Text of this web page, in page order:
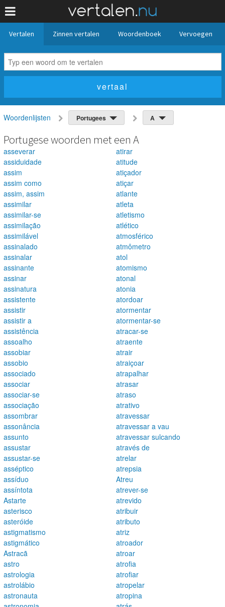
Vertalen Zinnen vertalen Woordenboek Vervoegen
Woordenlijsten Portugees A
Portugese woorden met een A
asseverar
assiduidade
assim
assim como
assim, assim
assimilar
assimilar-se
assimilação
assimilável
assinalado
assinalar
assinante
assinar
assinatura
assistente
assistir
assistir a
assistência
assoalho
assobiar
assobio
associado
associar
associar-se
associação
assombrar
assonância
assunto
assustar
assustar-se
asséptico
assíduo
assíntota
Astarte
asterisco
asteróide
astigmatismo
astigmático
Astracã
astro
astrologia
astrolábio
astronauta
atirar
atitude
atiçador
atiçar
atlante
atleta
atletismo
atlético
atmosférico
atmômetro
atol
atomismo
atonal
atonia
atordoar
atormentar
atormentar-se
atracar-se
atraente
atrair
atraiçoar
atrapalhar
atrasar
atraso
atrativo
atravessar
atravessar a vau
atravessar sulcando
através de
atrelar
atrepsia
Atreu
atrever-se
atrevido
atribuir
atributo
atriz
atroador
atroar
atrofia
atrofiar
atropelar
atropina